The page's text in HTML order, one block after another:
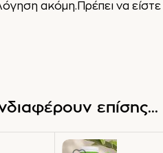
ακόμη. Πρέπει να είστε
επίσης...